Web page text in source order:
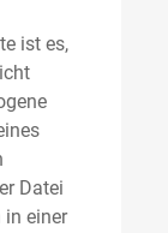
ist es,
Datei
in einer